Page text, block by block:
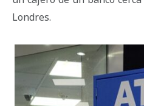
Londres.